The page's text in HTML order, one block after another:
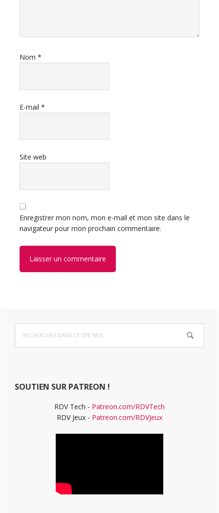
Nom *
E-mail *
Site web
Enregistrer mon nom, mon e-mail et mon site dans le
navigateur pour mon prochain commentaire.
Barre
latérale
dans
ce
SOUTIEN SUR PATREON !
RDV Tech - Patreon.com/RDVTech
RDV Jeux - Patreon.com/RDVJeux